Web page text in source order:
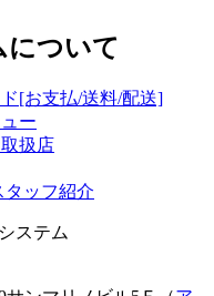
について
[お支払/送料/配送]
ー
扱店
タッフ紹介